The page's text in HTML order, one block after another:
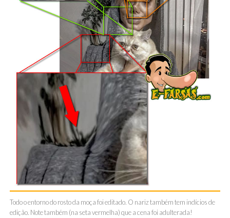
Todo o entorno do rosto da moça foi editado. O nariz também tem indícios de
edição. Note também (na seta vermelha) que a cena foi adulterada!